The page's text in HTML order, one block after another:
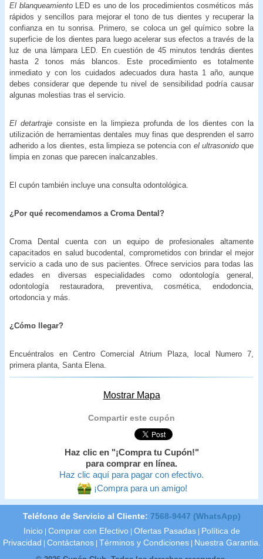
El blanqueamientoLED es uno de los procedimientos cosméticos más
rápidos y sencillos para mejorar el tono de tus dientes y recuperar la
confianza en tu sonrisa. Primero, se coloca un gel químico sobre la
superficie de los dientes para luego acelerar sus efectos a través de la
luz de una lámpara LED. En cuestión de 45 minutos tendrás dientes
hasta 2 tonos más blancos. Este procedimiento es totalmente
inmediato y con los cuidados adecuados dura hasta 1 año, aunque
debes considerar que depende tu nivel de sensibilidad podría causar
algunas molestias tras el servicio.
El detartrajeconsiste en la limpieza profunda de los dientes con la
utilización de herramientas dentales muy finas que desprenden el sarro
adherido a los dientes, esta limpieza se potencia con el ultrasonidoque
limpia en zonas que parecen inalcanzables.
El cupón también incluye una consulta odontológica.
¿Por qué recomendamos a Croma Dental?
Croma Dental cuenta con un equipo de profesionales altamente
capacitados en salud bucodental, comprometidos con brindar el mejor
servicio a cada uno de sus pacientes. Ofrece servicios para todas las
edades en diversas especialidades como odontología general,
odontología restauradora, preventiva, cosmética, endodoncia,
ortodoncia y más.
¿Cómo llegar?
Encuéntralos en Centro Comercial Atrium Plaza, local Numero 7,
primera planta, Santa Elena.
Mostrar Mapa
Compartir este cupón
Haz clic en "¡Compra tu Cupón!"
para comprar en línea.
Haz clic aquí para pagar con efectivo.
¡Compra para un amigo!
Teléfono de Servicio al Cliente: 7568-9447 (WhatsApp)
Inicio Comprar con Efectivo Ofertas Pasadas
Política de
Privacidad
Contáctanos Términos y Condiciones
Nuestra Garantia.